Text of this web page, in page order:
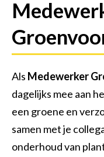
Uitvoerder
Groot Bouw-
Als Medewerker
dagelijks mee aan
een groene en
samen met je
onderhoud van